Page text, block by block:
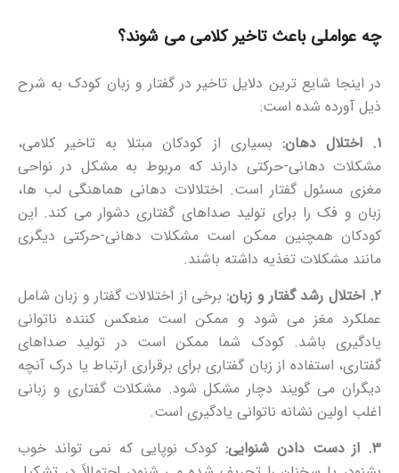
چه عواملی باعث تاخیر کلامی می شوند؟
در اینجا شایع ترین دلایل تاخیر در گفتار و زبان کودک به شرح
ذیل آورده شده است:
۱. اختلال دهان:
بسیاری از کودکان مبتلا به تاخیر کلامی،
مشکلات دهانی-حرکتی دارند که مربوط به مشکل در نواحی
مغزی مسئول گفتار است. اختلالات دهانی هماهنگی لب ها،
زبان و فک را برای تولید صداهای گفتاری دشوار می کند. این
کودکان همچنین ممکن است مشکلات دهانی-حرکتی دیگری
مانند مشکلات تغذیه داشته باشند.
۲. اختلال رشد گفتار و زبان:
برخی از اختلالات گفتار و زبان شامل
عملکرد مغز می شود و ممکن است منعکس کننده ناتوانی
یادگیری باشد. کودک شما ممکن است در تولید صداهای
گفتاری، استفاده از زبان گفتاری برای برقراری ارتباط یا درک آنچه
دیگران می گویند دچار مشکل شود. مشکلات گفتاری و زبانی
اغلب اولین نشانه ناتوانی یادگیری است.
۳. از دست دادن شنوایی:
کودک نوپایی که نمی تواند خوب